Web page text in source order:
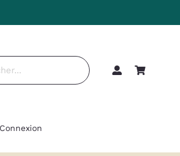
Connexion